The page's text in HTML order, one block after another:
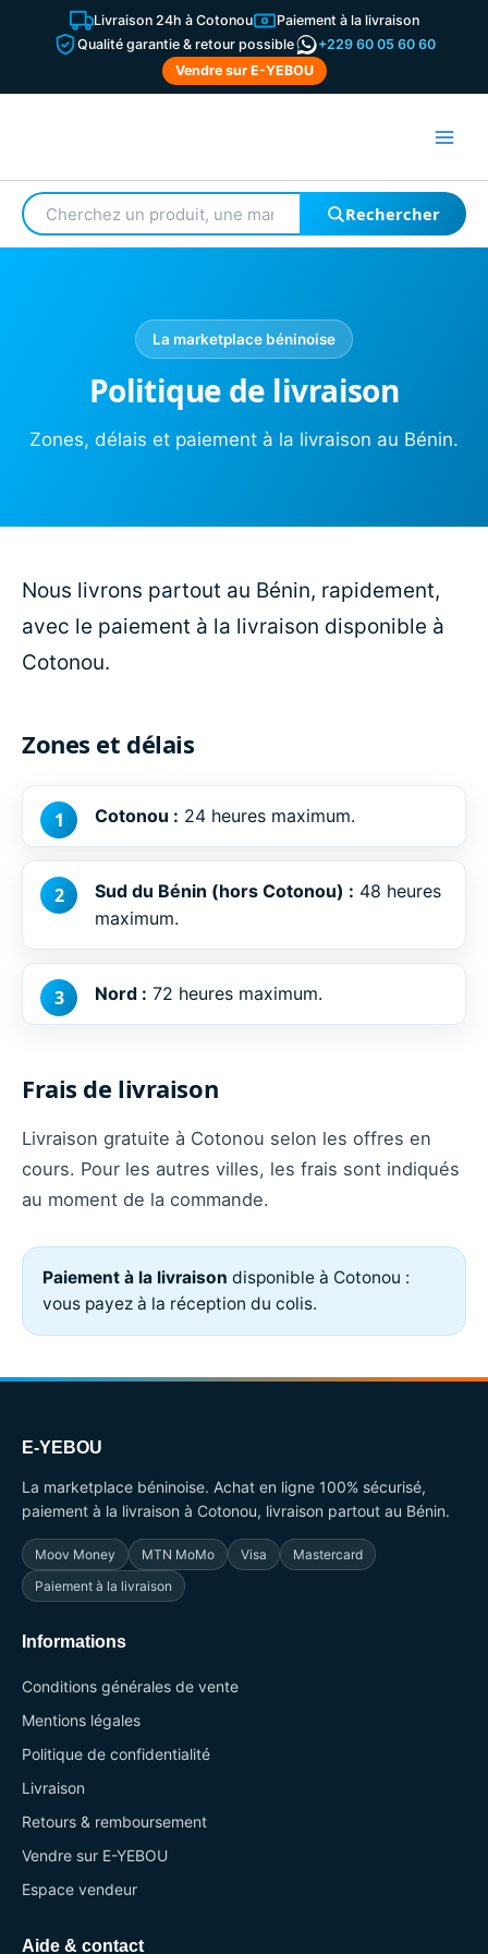
Livraison 24h à Cotonou
Paiement à la livraison
Qualité garantie & retour possible
+229 60 05 60 60
Vendre sur E-YEBOU
Rechercher
un
produit
Rechercher
La marketplace béninoise
Politique de livraison
Zones, délais et paiement à la livraison au Bénin.
Nous livrons partout au Bénin, rapidement,
avec le paiement à la livraison disponible à
Cotonou.
Zones et délais
Cotonou : 24 heures maximum.
Sud du Bénin (hors Cotonou) : 48 heures
maximum.
Nord : 72 heures maximum.
Frais de livraison
Livraison gratuite à Cotonou selon les offres en
cours. Pour les autres villes, les frais sont indiqués
au moment de la commande.
Paiement à la livraison disponible à Cotonou :
vous payez à la réception du colis.
E-YEBOU
La marketplace béninoise. Achat en ligne 100% sécurisé,
paiement à la livraison à Cotonou, livraison partout au Bénin.
Moov Money MTN MoMo Visa
Mastercard
Paiement à la livraison
Informations
Conditions générales de vente
Mentions légales
Politique de confidentialité
Livraison
Retours & remboursement
Vendre sur E-YEBOU
Espace vendeur
Aide & contact